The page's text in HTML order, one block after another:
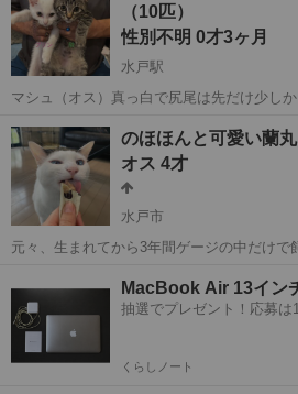
（10匹）
性別不明 0才3ヶ月
水戸駅
マシュ（オス）真っ白で尻尾は先
いたずらっ子で人懐っこい【受け付
キジトラで尻尾は短い ...
茨城 水戸市 猫 キ
のほほんと可愛い蘭
オス 4才
水戸市
元々、生まれてから3年間ゲージの中だけで
リスリしたりおやつを欲しがったりと 心を
してくれています。 おやつ...
MacBook Air 13イ
抽選でプレゼント！応募は
くらしノート